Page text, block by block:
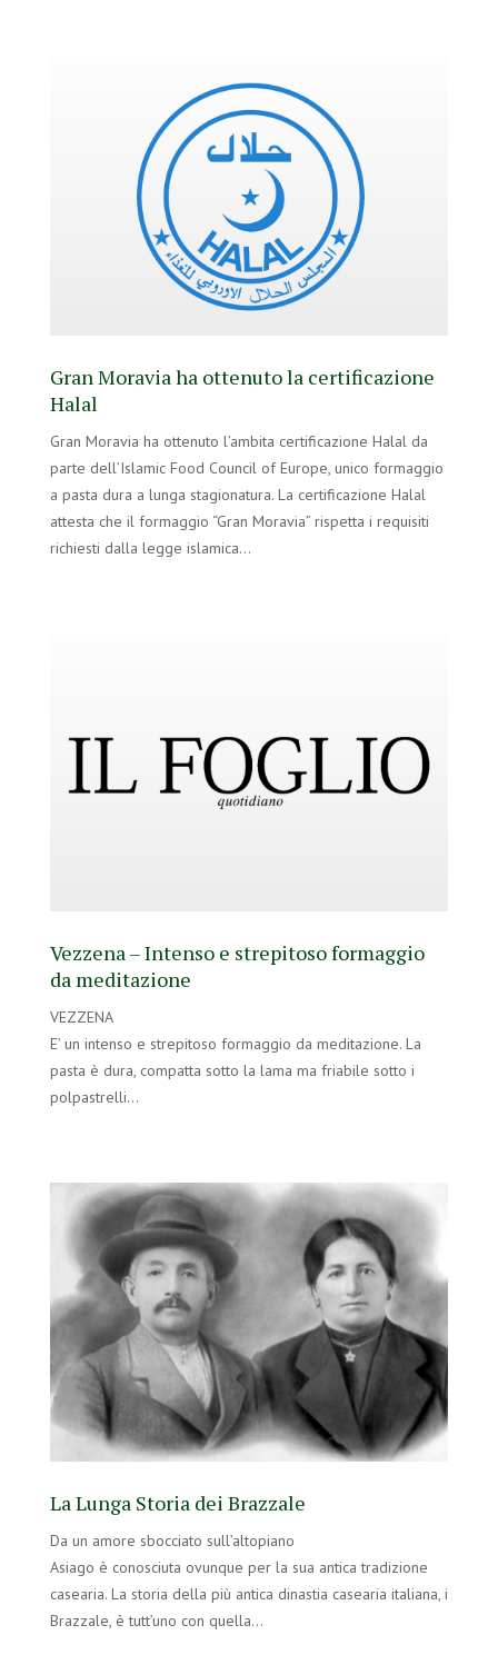
Gran Moravia ha ottenuto la certificazione
Halal
Gran Moravia ha ottenuto l’ambita certificazione Halal da
parte dell’Islamic Food Council of Europe, unico formaggio
a pasta dura a lunga stagionatura. La certificazione Halal
attesta che il formaggio “Gran Moravia” rispetta i requisiti
richiesti dalla legge islamica…
Vezzena – Intenso e strepitoso formaggio
da meditazione
VEZZENA
E’ un intenso e strepitoso formaggio da meditazione. La
pasta è dura, compatta sotto la lama ma friabile sotto i
polpastrelli…
La Lunga Storia dei Brazzale
Da un amore sbocciato sull’altopiano
Asiago è conosciuta ovunque per la sua antica tradizione
casearia. La storia della più antica dinastia casearia italiana, i
Brazzale, è tutt’uno con quella…